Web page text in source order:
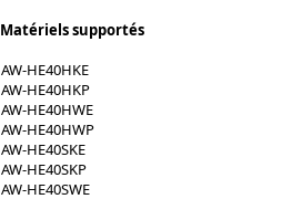
Matériels supportés
AW-HE40HKE
AW-HE40HKP
AW-HE40HWE
AW-HE40HWP
AW-HE40SKE
AW-HE40SKP
AW-HE40SWE